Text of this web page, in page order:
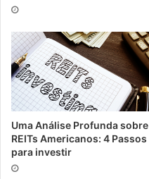
Uma Análise Profunda sobre
REITs Americanos: 4 Passos
para investir